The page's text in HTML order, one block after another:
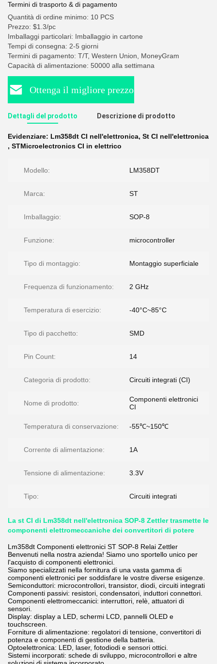
Termini di trasporto & di pagamento
Quantità di ordine minimo: 10 PCS
Prezzo: $1.3/pc
Imballaggi particolari: Imballaggio in cartone
Tempi di consegna: 2-5 giorni
Termini di pagamento: T/T, Western Union, MoneyGram
Capacità di alimentazione: 50000 alla settimana
Ottenga il migliore prezzo
Dettagli del prodotto Descrizione di prodotto
Evidenziare: Lm358dt CI nell'elettronica, St CI nell'elettronica
, STMicroelectronics CI in elettrico
Modello: LM358DT
Marca: ST
Imballaggio: SOP-8
Funzione: microcontroller
Tipo di montaggio: Montaggio superficiale
Frequenza di funzionamento: 2 GHz
Temperatura di esercizio: -40°C~85°C
Tipo di pacchetto: SMD
Pin Count: 14
Categoria di prodotto: Circuiti integrati (CI)
Nome di prodotto:
Componenti elettronici
CI
Temperatura di conservazione: -55℃~150℃
Corrente di alimentazione: 1A
Tensione di alimentazione: 3.3V
Tipo: Circuiti integrati
La st CI di Lm358dt nell'elettronica SOP-8 Zettler trasmette le
componenti elettromeccaniche dei convertitori di potere
Lm358dt Componenti elettronici ST SOP-8 Relai Zettler
Benvenuti nella nostra azienda! Siamo uno sportello unico per
l'acquisto di componenti elettronici.
Siamo specializzati nella fornitura di una vasta gamma di
componenti elettronici per soddisfare le vostre diverse esigenze.
Semiconduttori: microcontrollori, transistor, diodi, circuiti integrati
Componenti passivi: resistori, condensatori, induttori connettori.
Componenti elettromeccanici: interruttori, relè, attuatori di
sensori.
Display: display a LED, schermi LCD, pannelli OLED e
touchscreen.
Forniture di alimentazione: regolatori di tensione, convertitori di
potenza e componenti di gestione della batteria.
Optoelettronica: LED, laser, fotodiodi e sensori ottici.
Sistemi incorporati: schede di sviluppo, microcontrollori e altre